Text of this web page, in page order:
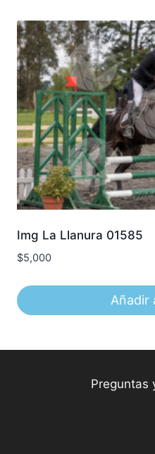
Img La Llanura 01585
$5,000
Añadir
Preguntas